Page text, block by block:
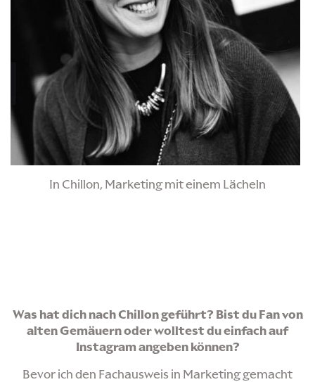
In Chillon, Marketing mit einem Lächeln
Was hat dich nach Chillon geführt? Bist du Fan von
alten Gemäuern oder wolltest du einfach auf
Instagram angeben können?
Bevor ich den Fachausweis in Marketing gemacht